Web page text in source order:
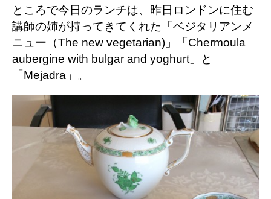
ところで今日のランチは、昨日ロンドンに住む
講師の姉が持ってきてくれた「ベジタリアンメ
ニュー（The new vegetarian)」「Chermoula
aubergine with bulgar and yoghurt」と
「Mejadra」。